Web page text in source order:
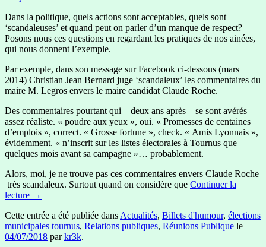
Dans la politique, quels actions sont acceptables, quels sont
‘scandaleuses’ et quand peut on parler d’un manque de respect?
Posons nous ces questions en regardant les pratiques de nos ainées,
qui nous donnent l’exemple.
Par exemple, dans son message sur Facebook ci-dessous (mars
2014) Christian Jean Bernard juge ‘scandaleux’ les commentaires du
maire M. Legros envers le maire candidat Claude Roche.
Des commentaires pourtant qui – deux ans après – se sont avérés
assez réaliste. « poudre aux yeux », oui. « Promesses de centaines
d’emplois », correct. « Grosse fortune », check. « Amis Lyonnais »,
évidemment. « n’inscrit sur les listes électorales à Tournus que
quelques mois avant sa campagne »… probablement.
Alors, moi, je ne trouve pas ces commentaires envers Claude Roche
très scandaleux. Surtout quand on considère que Continuer la
lecture →
Cette entrée a été publiée dans Actualités, Billets d'humour, élections
municipales tournus, Relations publiques, Réunions Publique le
04/07/2018 parkr3k.